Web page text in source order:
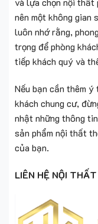
nên một không gian
luôn nhớ rằng,
trọng để phòng
tiếp khách quý và
Nếu bạn cần thêm
khách chung cư,
nhật những thông
sản phẩm nội thất
của bạn.
LIÊN HỆ NỘI THẤT